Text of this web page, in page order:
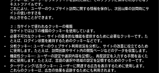
キストファイルです。
これにより、ユーザーのウェブサイト訪問に関する情報を保存し、次回以降の訪問時にサ
イトの使いやすさを
向上させることができます。
２：当サイトで使われるクッキーの種類
当サイトでは以下の種類のクッキーを使用しています。
必要不可欠なクッキー: サイトの基本的な機能を提供するために必要なクッキーです。た
とえば、ログイン状態を維持するためのクッキーなどです。
分析クッキー: ユーザーのウェブサイト利用状況を分析し、サイトの改善に役立てるため
に使用します。たとえば、訪問回数やサイト内の閲覧ページなどのデータを収集します。
機能性クッキー: ユーザーの設定や選択内容を記憶し、再度設定を入力する手間を省くた
めに使用します。たとえば、言語の選択や地域の設定を記憶するためのクッキーです。
ターゲティング/広告クッキー: ユーザーに関連する広告を表示するために使用します。
これらのクッキーは、広告の効果を追跡するためにも利用されます。